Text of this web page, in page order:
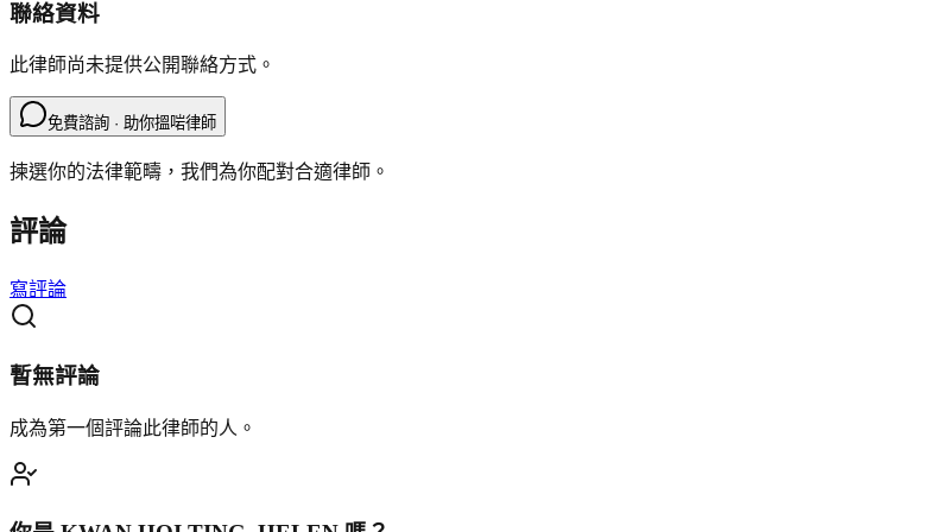
聯絡資料
此律師尚未提供公開聯絡方式。
免費諮詢 · 助你搵啱律師
揀選你的法律範疇，我們為你配對合適律師。
評論
寫評論
暫無評論
成為第一個評論此律師的人。